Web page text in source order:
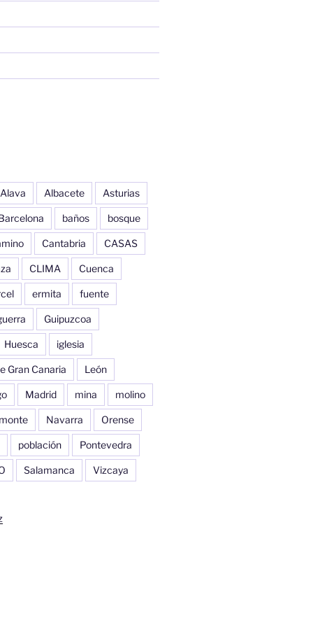
Alava Albacete Asturias
baños bosque
Cantabria CASAS
CLIMA Cuenca
ermita fuente
Guipuzcoa
Huesca iglesia
Gran Canaria León
Madrid mina molino
monte Navarra Orense
población Pontevedra
Salamanca Vizcaya